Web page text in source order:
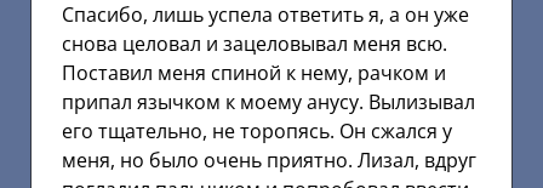
Спасибо, лишь успела ответить я, а он уже
снова целовал и зацеловывал меня всю.
Поставил меня спиной к нему, рачком и
припал язычком к моему анусу. Вылизывал
его тщательно, не торопясь. Он сжался у
меня, но было очень приятно. Лизал, вдруг